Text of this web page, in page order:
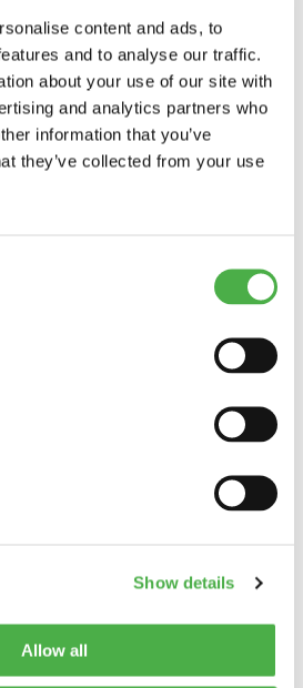
content and ads, to
and to analyse our traffic.
about your use of our site with
and analytics partners who
information that you’ve
they’ve collected from your use
Show details
Allow all
saunaa jopa työvälineenä.
tietokirjojani varten tai kun
kysyy, kuinka pääsee
ytimeen ja sydämeen,
saunaa.
– kysyn, voisinko tavata
ja mennä uimaan ja
päästään suoraan asiaan ja
oleellinen osa elämää,
auttavat arkielämässä
kieleni ei ole